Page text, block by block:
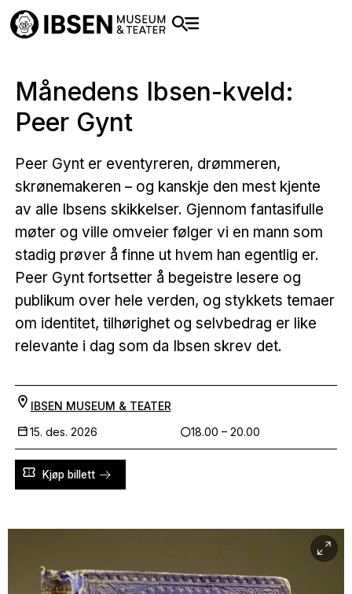
Månedens Ibsen-kveld:
Peer Gynt
Peer Gynt er eventyreren, drømmeren,
skrønemakeren – og kanskje den mest kjente
av alle Ibsens skikkelser. Gjennom fantasifulle
møter og ville omveier følger vi en mann som
stadig prøver å finne ut hvem han egentlig er.
Peer Gynt fortsetter å begeistre lesere og
publikum over hele verden, og stykkets temaer
om identitet, tilhørighet og selvbedrag er like
relevante i dag som da Ibsen skrev det.
IBSEN MUSEUM & TEATER
15. des. 2026
18.00 – 20.00
Kjøp billett